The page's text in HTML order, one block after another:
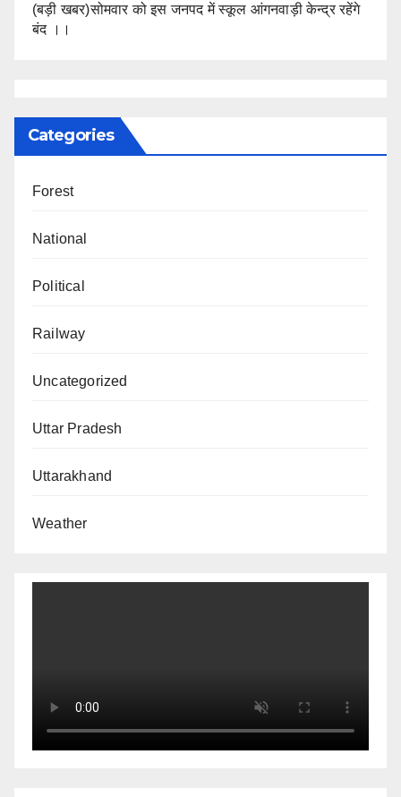
(बड़ी खबर)सोमवार को इस जनपद में स्कूल आंगनवाड़ी केन्द्र रहेंगे
बंद ।।
Categories
Forest
National
Political
Railway
Uncategorized
Uttar Pradesh
Uttarakhand
Weather